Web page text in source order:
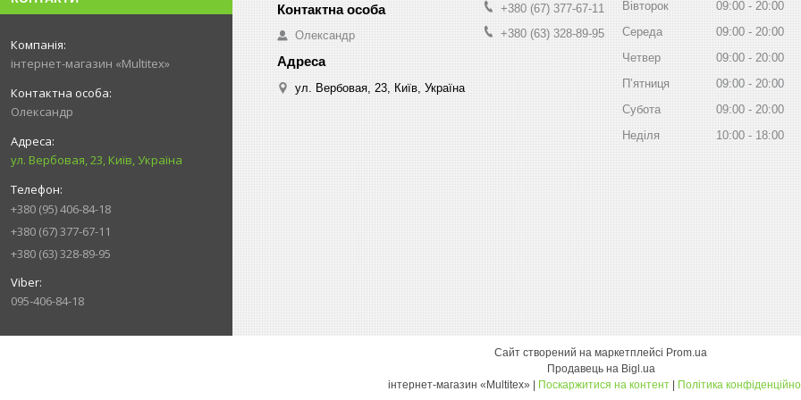
інтернет-магазин «Multitex»
Олександр
ул. Вербовая, 23, Київ, Україна
+380 (95) 406-84-18
+380 (67) 377-67-11
+380 (63) 328-89-95
095-406-84-18
Олександр
ул. Вербовая, 23, Київ, Україна
+380 (67) 377-67-11
+380 (63) 328-89-95
Вівторок 09:00
20:00
Середа
09:00
20:00
Четвер
09:00
20:00
Пʼятниця
09:00
20:00
Субота
09:00
20:00
Неділя
10:00 18:00
Сайт створений на маркетплейсі Prom.ua
Продавець на Bigl.ua
Поскаржитися на контент Політика